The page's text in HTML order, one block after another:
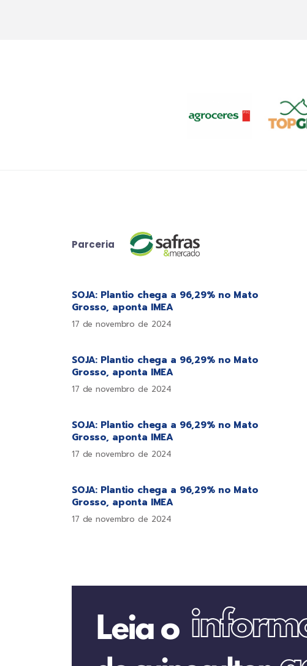
Parceria
SOJA: Plantio chega a 96,29% no Mato
Grosso, aponta IMEA
17 de novembro de 2024
SOJA: Plantio chega a 96,29% no Mato
Grosso, aponta IMEA
17 de novembro de 2024
SOJA: Plantio chega a 96,29% no Mato
Grosso, aponta IMEA
17 de novembro de 2024
SOJA: Plantio chega a 96,29% no Mato
Grosso, aponta IMEA
17 de novembro de 2024